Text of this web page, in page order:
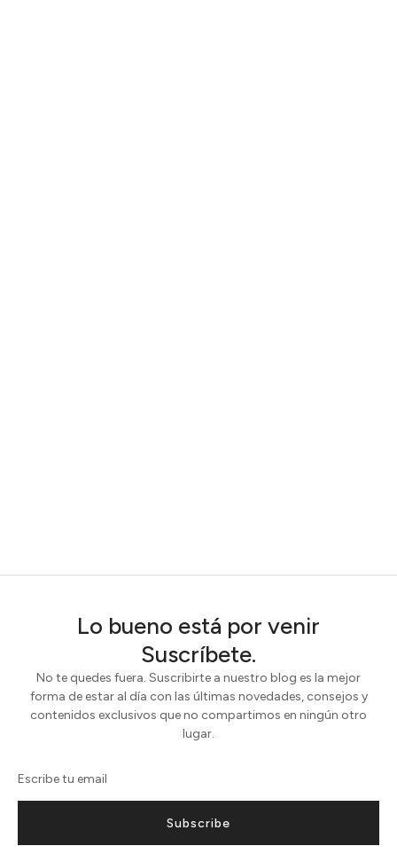
Lo bueno está por venir
Suscríbete.
No te quedes fuera. Suscribirte a nuestro blog es la mejor
forma de estar al día con las últimas novedades, consejos y
contenidos exclusivos que no compartimos en ningún otro
lugar.
Subscribe